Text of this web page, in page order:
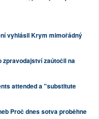
vyhlásil Krym mimořádný
zaútočil na
attended a "substitute
Proč dnes sotva proběhne